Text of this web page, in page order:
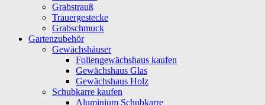
Grabstrauß
Trauergestecke
Grabschmuck
Gartenzubehör
Gewächshäuser
Foliengewächshaus kaufen
Gewächshaus Glas
Gewächshaus Holz
Schubkarre kaufen
Aluminium Schubkarre